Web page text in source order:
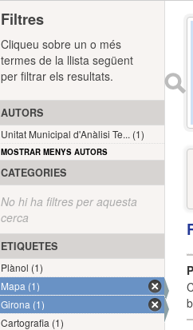
Filtres
Cliqueu sobre un o més
termes de la llista següent
per filtrar els resultats.
AUTORS
Unitat Municipal d'Anàlisi Te... (1)
MOSTRAR MENYS AUTORS
CATEGORIES
No hi ha filtres per aquesta
cerca
ETIQUETES
Plànol (1)
Mapa (1)
Girona (1)
Cartografia (1)